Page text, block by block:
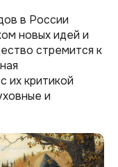
в России
новых идей и
стремится к
их критикой
и